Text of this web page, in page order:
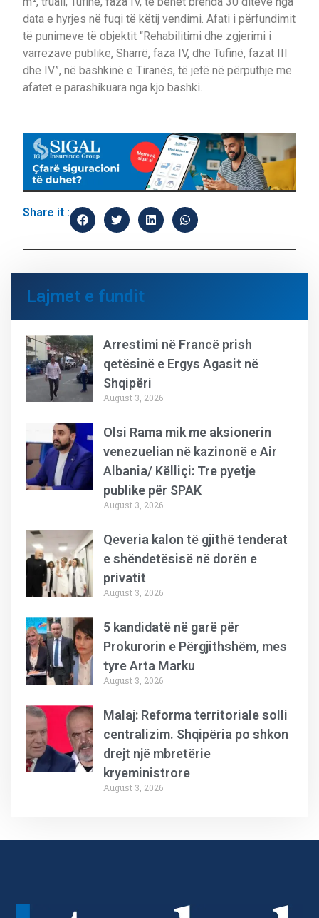
data e hyrjes në fuqi të këtij vendimi. Afati i përfundimit
të punimeve të objektit “Rehabilitimi dhe zgjerimi i
varrezave publike, Sharrë, faza IV, dhe Tufinë, fazat III
dhe IV”, në bashkinë e Tiranës, të jetë në përputhje me
afatet e parashikuara nga kjo bashki.
Share it :
Lajmet e fundit
Arrestimi në Francë prish
qetësinë e Ergys Agasit në
Shqipëri
August 3, 2026
Olsi Rama mik me aksionerin
venezuelian në kazinonë e Air
Albania/ Këlliçi: Tre pyetje
publike për SPAK
August 3, 2026
Qeveria kalon të gjithë tenderat
e shëndetësisë në dorën e
privatit
August 3, 2026
5 kandidatë në garë për
Prokurorin e Përgjithshëm, mes
tyre Arta Marku
August 3, 2026
Malaj: Reforma territoriale solli
centralizim. Shqipëria po shkon
drejt një mbretërie
kryeministrore
August 3, 2026